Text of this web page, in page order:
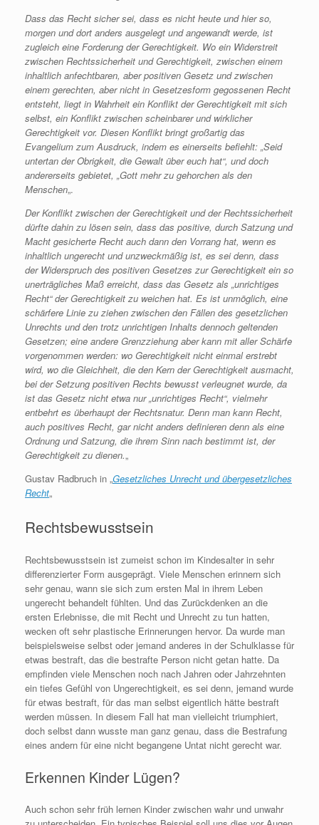
Dass das Recht sicher sei, dass es nicht heute und hier so,
morgen und dort anders ausgelegt und angewandt werde, ist
zugleich eine Forderung der Gerechtigkeit. Wo ein Widerstreit
zwischen Rechtssicherheit und Gerechtigkeit, zwischen einem
inhaltlich anfechtbaren, aber positiven Gesetz und zwischen
einem gerechten, aber nicht in Gesetzesform gegossenen Recht
entsteht, liegt in Wahrheit ein Konflikt der Gerechtigkeit mit sich
selbst, ein Konflikt zwischen scheinbarer und wirklicher
Gerechtigkeit vor. Diesen Konflikt bringt großartig das
Evangelium zum Ausdruck, indem es einerseits befiehlt: „Seid
untertan der Obrigkeit, die Gewalt über euch hat“, und doch
andererseits gebietet, „Gott mehr zu gehorchen als den
Menschen„.
Der Konflikt zwischen der Gerechtigkeit und der Rechtssicherheit
dürfte dahin zu lösen sein, dass das positive, durch Satzung und
Macht gesicherte Recht auch dann den Vorrang hat, wenn es
inhaltlich ungerecht und unzweckmäßig ist, es sei denn, dass
der Widerspruch des positiven Gesetzes zur Gerechtigkeit ein so
unerträgliches Maß erreicht, dass das Gesetz als „unrichtiges
Recht“ der Gerechtigkeit zu weichen hat. Es ist unmöglich, eine
schärfere Linie zu ziehen zwischen den Fällen des gesetzlichen
Unrechts und den trotz unrichtigen Inhalts dennoch geltenden
Gesetzen; eine andere Grenzziehung aber kann mit aller Schärfe
vorgenommen werden: wo Gerechtigkeit nicht einmal erstrebt
wird, wo die Gleichheit, die den Kern der Gerechtigkeit ausmacht,
bei der Setzung positiven Rechts bewusst verleugnet wurde, da
ist das Gesetz nicht etwa nur „unrichtiges Recht“, vielmehr
entbehrt es überhaupt der Rechtsnatur. Denn man kann Recht,
auch positives Recht, gar nicht anders definieren denn als eine
Ordnung und Satzung, die ihrem Sinn nach bestimmt ist, der
Gerechtigkeit zu dienen.„
Gustav Radbruch in „Gesetzliches Unrecht und übergesetzliches
Recht„
Rechtsbewusstsein
Rechtsbewusstsein ist zumeist schon im Kindesalter in sehr
differenzierter Form ausgeprägt. Viele Menschen erinnern sich
sehr genau, wann sie sich zum ersten Mal in ihrem Leben
ungerecht behandelt fühlten. Und das Zurückdenken an die
ersten Erlebnisse, die mit Recht und Unrecht zu tun hatten,
wecken oft sehr plastische Erinnerungen hervor. Da wurde man
beispielsweise selbst oder jemand anderes in der Schulklasse für
etwas bestraft, das die bestrafte Person nicht getan hatte. Da
empfinden viele Menschen noch nach Jahren oder Jahrzehnten
ein tiefes Gefühl von Ungerechtigkeit, es sei denn, jemand wurde
für etwas bestraft, für das man selbst eigentlich hätte bestraft
werden müssen. In diesem Fall hat man vielleicht triumphiert,
doch selbst dann wusste man ganz genau, dass die Bestrafung
eines andern für eine nicht begangene Untat nicht gerecht war.
Erkennen Kinder Lügen?
Auch schon sehr früh lernen Kinder zwischen wahr und unwahr